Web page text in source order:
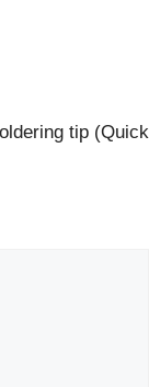
tip (Quick